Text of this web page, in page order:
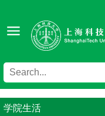
学院生活